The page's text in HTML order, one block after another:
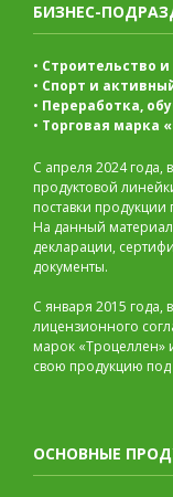
БИЗНЕС-
• Строительство
• Спорт и
• Переработка,
• Торговая марка
С апреля 2024 года,
продуктовой
поставки
На данный
декларации,
документы.
С января 2015 года,
лицензионного
марок «Троцеллен»
свою продукцию
ОСНОВНЫЕ